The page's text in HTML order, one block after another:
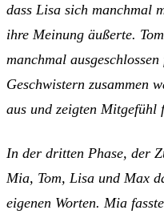
dass Lisa sich manchmal
ihre Meinung äußerte.
manchmal
Geschwistern zusammen
aus und zeigten Mitgefühl
In der dritten Phase, der
Mia, Tom, Lisa und Max
eigenen Worten. Mia